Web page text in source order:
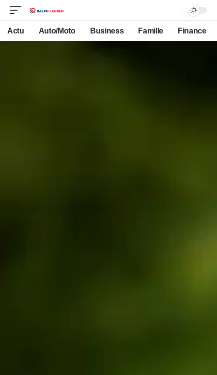
Actu Auto/Moto Business Famille Finance